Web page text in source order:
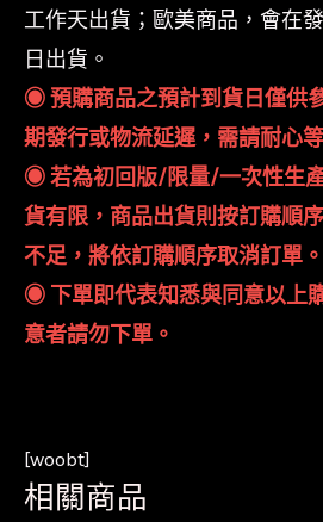
工作天出貨；歐美商品，會在
日出貨。
◉ 預購商品之預計到貨日僅供
期發行或物流延遲，需請耐心
◉ 若為初回版/限量/一次性生
貨有限，商品出貨則按訂購順
不足，將依訂購順序取消訂單。
◉ 下單即代表知悉與同意以上
意者請勿下單。
[woobt]
相關商品